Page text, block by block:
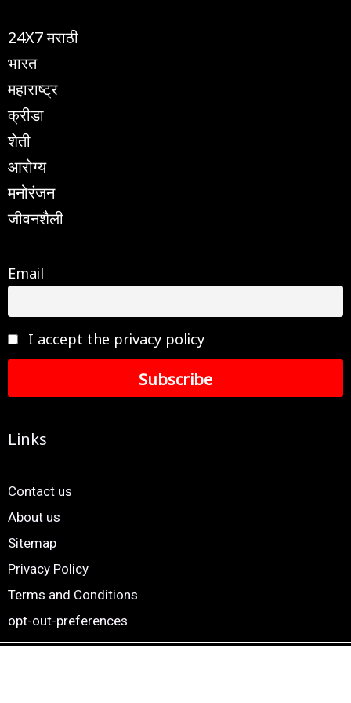
24X7 मराठी
भारत
महाराष्ट्र
क्रीडा
शेती
आरोग्य
मनोरंजन
जीवनशैली
Email
I accept the privacy policy
Links
Contact us
About us
Sitemap
Privacy Policy
Terms and Conditions
opt-out-preferences